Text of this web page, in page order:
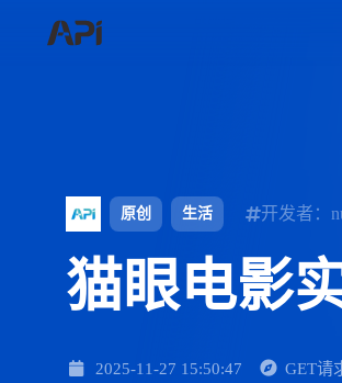
原创 生活 开发者：
猫眼电影
2025-11-27 15:50:47 GET请